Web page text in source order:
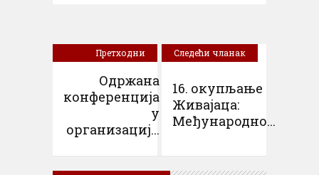
Претходни
Одржана
конференција
у
организациј...
Следећи чланак
16. окупљање
Живајаца:
Међународно...